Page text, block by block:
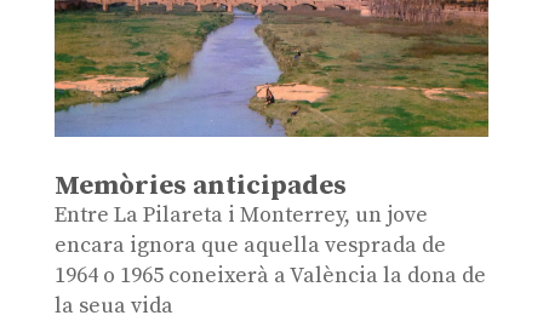
Memòries anticipades
Entre La Pilareta i Monterrey, un jove
encara ignora que aquella vesprada de
1964 o 1965 coneixerà a València la dona de
la seua vida